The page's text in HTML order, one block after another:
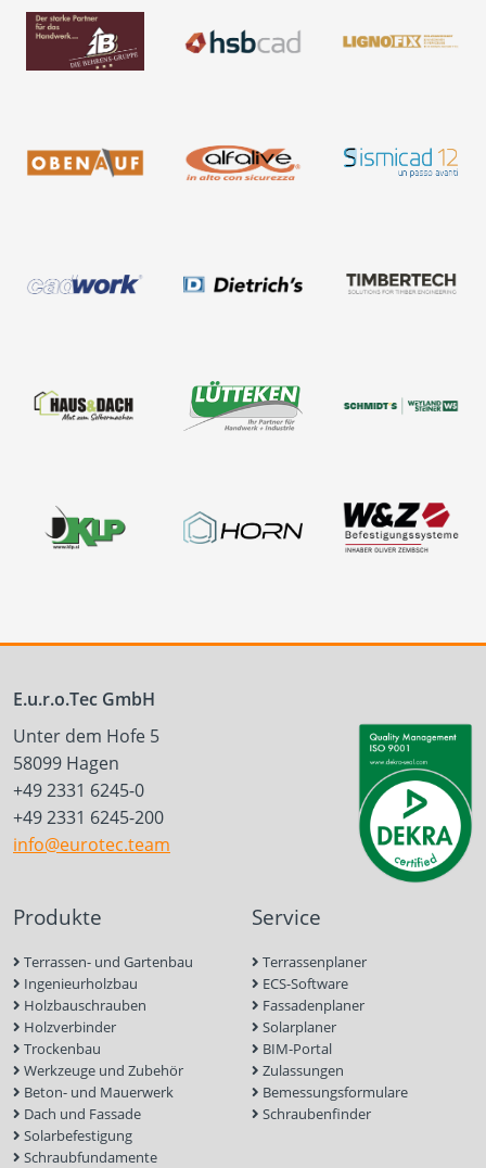
E.u.r.o.Tec GmbH
Unter dem Hofe 5
58099 Hagen
+49 2331 6245-0
+49 2331 6245-200
info@eurotec.team
Produkte
Terrassen- und Gartenbau
Ingenieurholzbau
Holzbauschrauben
Holzverbinder
Trockenbau
Werkzeuge und Zubehör
Beton- und Mauerwerk
Dach und Fassade
Solarbefestigung
Schraubfundamente
Service
Terrassenplaner
ECS-Software
Fassadenplaner
Solarplaner
BIM-Portal
Zulassungen
Bemessungsformulare
Schraubenfinder